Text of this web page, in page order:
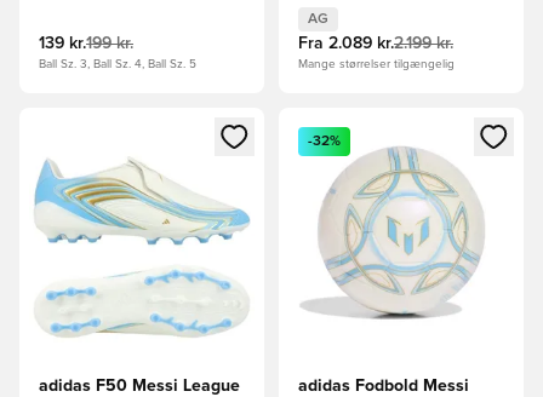
139 kr.199 kr.
Ball Sz. 3, Ball Sz. 4, Ball Sz. 5
AG
Fra 2.089 kr.2.199 kr.
Mange størrelser tilgængelig
Åbner en Modal til at logge ind eller tilmelde dig som
adidas F50 Messi League
Åbner en Modal til at logge
-32%
adidas Fodbold Messi